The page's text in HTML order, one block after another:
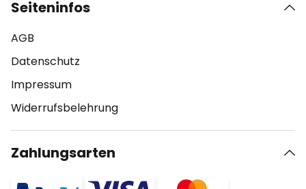
Seiteninfos
AGB
Datenschutz
Impressum
Widerrufsbelehrung
Zahlungsarten